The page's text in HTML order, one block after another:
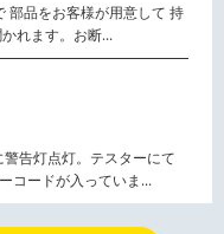
部品をお客様が用意して 持
れます。お断...
告灯点灯。テスターにて
コードが入っていま...